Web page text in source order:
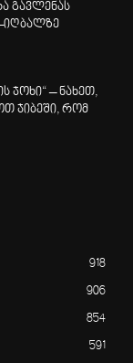
გავლენას
ჯოხი“ – ნახეთ,
ჯიბეში, რომ
918
906
854
591